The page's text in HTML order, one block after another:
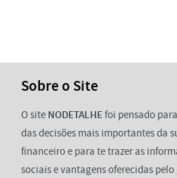
Sobre o Site
O site NODETALHEfoi pensado
das decisões mais importantes da
financeiro e para te trazer as
sociais e vantagens oferecidas